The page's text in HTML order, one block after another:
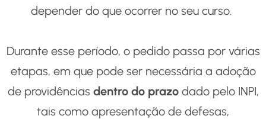
depender do que ocorrer no seu curso.
Durante esse período, o pedido passa por várias
etapas, em que pode ser necessária a adoção
de providências dentro do prazodado pelo INPI,
tais como apresentação de defesas,